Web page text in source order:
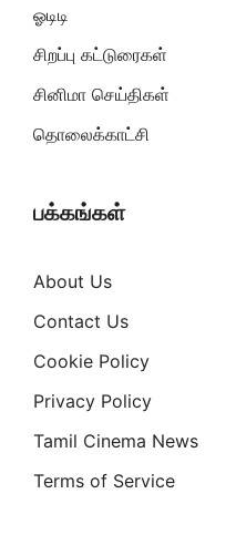
ஓடிடி
சிறப்பு கட்டுரைகள்
சினிமா செய்திகள்
தொலைக்காட்சி
பக்கங்கள்
About Us
Contact Us
Cookie Policy
Privacy Policy
Tamil Cinema News
Terms of Service